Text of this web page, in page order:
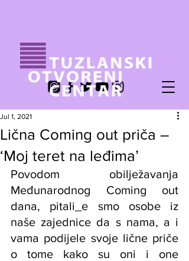
Lična Coming out priča –
‘Moj teret na leđima’
Jul 1, 2021
Povodom obilježavanja
Međunarodnog Coming out
dana, pitali_e smo osobe iz
naše zajednice da s nama, a i
vama podijele svoje lične priče
o tome kako su oni i one